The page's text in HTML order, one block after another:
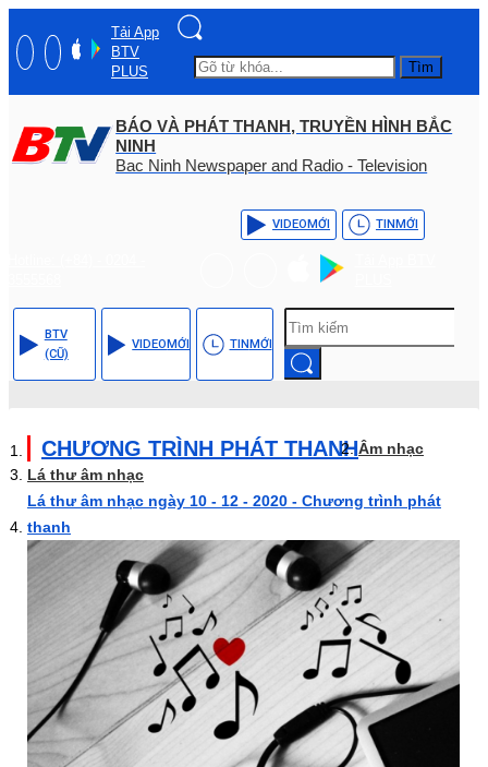
Tải App
BTV
PLUS
Tìm
BÁO VÀ PHÁT THANH, TRUYỀN HÌNH BẮC
NINH
Bac Ninh Newspaper and Radio - Television
VIDEOMỚI TINMỚI
BTV
(CŨ)
VIDEOMỚI TINMỚI
CHƯƠNG TRÌNH PHÁT THANHÂm nhạc
Lá thư âm nhạc
Lá thư âm nhạc ngày 10 - 12 - 2020 - Chương trình phát
thanh